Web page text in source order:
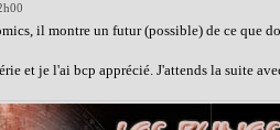
il montre un futur (possible) de ce que
et je l'ai bcp apprécié. J'attends la suite